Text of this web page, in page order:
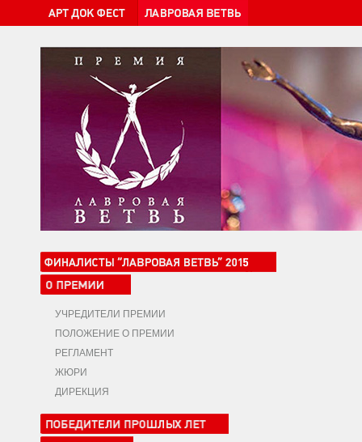
УЧРЕДИТЕЛИ ПРЕМИИ
ПОЛОЖЕНИЕ О ПРЕМИИ
РЕГЛАМЕНТ
ЖЮРИ
ДИРЕКЦИЯ